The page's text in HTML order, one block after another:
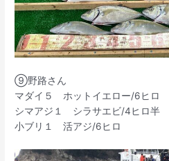
⑨野路さん
マダイ５ ホットイエロー/6ヒロ
シマアジ１ シラサエビ/4ヒロ半
小ブリ１ 活アジ/6ヒロ